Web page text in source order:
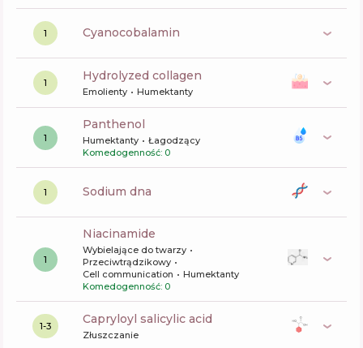
1 cyanocobalamin
1 hydrolyzed collagen
Emolienty Humektanty
1
panthenol
Humektanty
Łagodzący
Komedogenność: 0
1 sodium dna
1
niacinamide
Wybielające do twarzy
Przeciwtrądzikowy
Cell communication
Humektanty
Komedogenność: 0
1-3 capryloyl salicylic acid
Złuszczanie